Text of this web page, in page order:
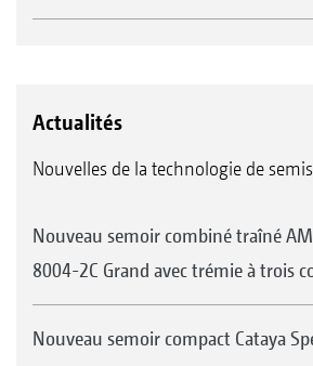
Actualités
Nouvelles de la technologie de semis
Nouveau semoir combiné traîné
8004-2C Grand avec trémie à trois
Nouveau semoir compact Cataya